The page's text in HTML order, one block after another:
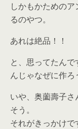
しかもかための
るのやつ。
あれは絶品！！
と、思ってたんで
んじゃなぜに作ろ
いや、奥薗壽子
そう。
それがきっかけで